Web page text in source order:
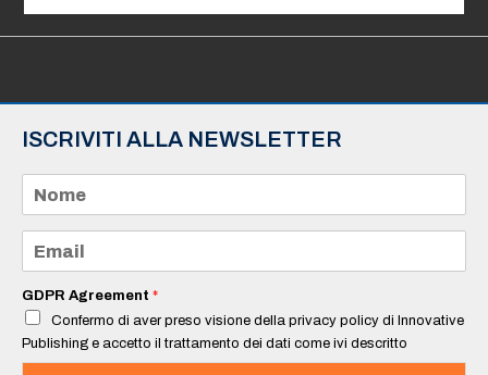
ISCRIVITI ALLA NEWSLETTER
m
e
a
i
*
GDPR Agreement *
Confermo di aver preso visione della privacy policy di Innovative
Publishing e accetto il trattamento dei dati come ivi descritto